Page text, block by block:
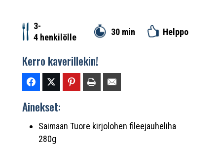
3-
4 henkilölle
30 min Helppo
Kerro kaverillekin!
Ainekset:
Saimaan Tuore kirjolohen fileejauheliha
280g